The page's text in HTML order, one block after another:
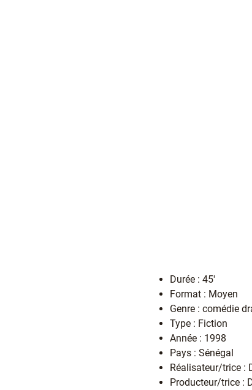
Durée : 45'
Format : Moyen
Genre : comédie
Type : Fiction
Année : 1998
Pays : Sénégal
Réalisateur/trice :
Producteur/trice :